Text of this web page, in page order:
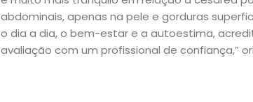
Mães
&
abdominais, apenas na pele e gorduras
o dia a dia, o bem-estar e a autoestima,
avaliação com um profissional de confiança,”